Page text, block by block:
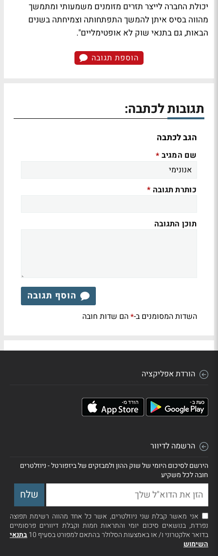
יכולת החברה לייצר תזרים מזומנים משמעותי ומתמשך
מהווה בסיס איתן להמשך התפתחותה וצמיחתה בשנים
הבאות, גם בתנאי שוק לא אופטימליים".
הוספת תגובה
תגובות לכתבה:
הגב לכתבה
שם המגיב *
כותרת תגובה *
תוכן התגובה
הוסף תגובה
השדות המסומנים ב-*הם שדות חובה
הורדת אפליקציה
הרשמה לדיוור
הירשם לסיכום היומי של שוק ההון ולמבזקים של ביזפורטל - ניוזלטרים
חובה לכל משקיע
אני מאשר קבלת שני ניוזלטרים, אשר כל אחד מהווה רשימת תפוצה
נפרדת, בנושאים סיכום יומי והתראות חמות וקבלת דיוורים פרסומיים
בדואר אלקטרוני ו/ או באמצעות הסלולר בהתאם למפורט בסעיף 10
בתנאי
השימוש